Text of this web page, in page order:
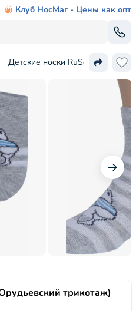
Клуб НосМаг - Цены как опт
Детские носки RuSocks
трикотаж)